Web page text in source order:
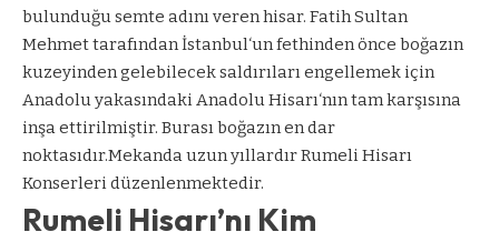
bulunduğu semte adını veren hisar. Fatih Sultan
Mehmet tarafındanİstanbul‘un fethinden önce boğazın
kuzeyinden gelebilecek saldırıları engellemek için
Anadolu yakasındakiAnadolu Hisarı‘nın tam karşısına
inşa ettirilmiştir. Burası boğazın en dar
noktasıdır.Mekanda uzun yıllardır Rumeli Hisarı
Konserleri düzenlenmektedir.
Rumeli Hisarı’nı Kim